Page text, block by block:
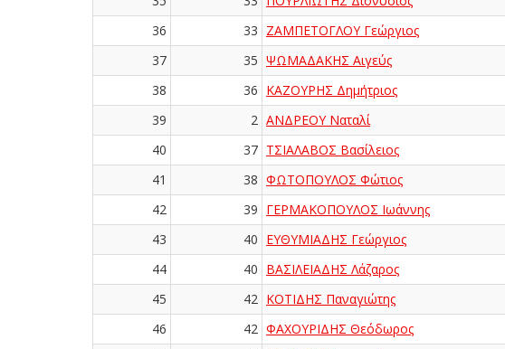
36
33 ΖΑΜΠΕΤΟΓΛΟΥ Γεώργιος
37
35 ΨΩΜΑΔΑΚΗΣ Αιγεύς
38
36 ΚΑΖΟΥΡΗΣ Δημήτριος
39
2 ΑΝΔΡΕΟΥ Ναταλί
40
37 ΤΣΙΑΛΑΒΟΣ Βασίλειος
41
38 ΦΩΤΟΠΟΥΛΟΣ Φώτιος
42
39 ΓΕΡΜΑΚΟΠΟΥΛΟΣ Ιωάννης
43
40 ΕΥΘΥΜΙΑΔΗΣ Γεώργιος
44
40 ΒΑΣΙΛΕΙΑΔΗΣ Λάζαρος
45
42 ΚΟΤΙΔΗΣ Παναγιώτης
46
42 ΦΑΧΟΥΡΙΔΗΣ Θεόδωρος